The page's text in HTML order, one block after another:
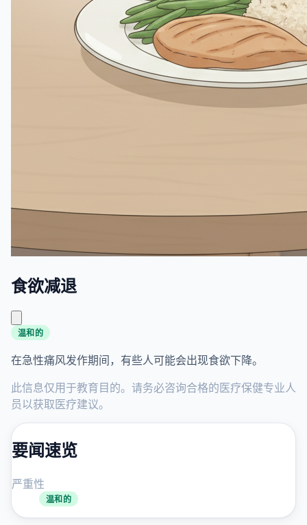
食欲减退
温和的
在急性痛风发作期间，有些人可能会出现食欲下降。
此信息仅用于教育目的。请务必咨询合格的医疗保健专业人
员以获取医疗建议。
要闻速览
严重性
温和的